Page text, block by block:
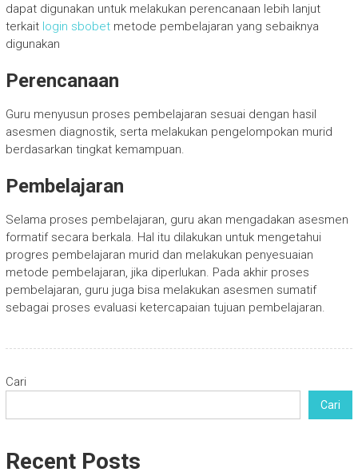
dapat digunakan untuk melakukan perencanaan lebih lanjut
terkait login sbobetmetode pembelajaran yang sebaiknya
digunakan
Perencanaan
Guru menyusun proses pembelajaran sesuai dengan hasil
asesmen diagnostik, serta melakukan pengelompokan murid
berdasarkan tingkat kemampuan.
Pembelajaran
Selama proses pembelajaran, guru akan mengadakan asesmen
formatif secara berkala. Hal itu dilakukan untuk mengetahui
progres pembelajaran murid dan melakukan penyesuaian
metode pembelajaran, jika diperlukan. Pada akhir proses
pembelajaran, guru juga bisa melakukan asesmen sumatif
sebagai proses evaluasi ketercapaian tujuan pembelajaran.
Cari
Cari
Recent Posts